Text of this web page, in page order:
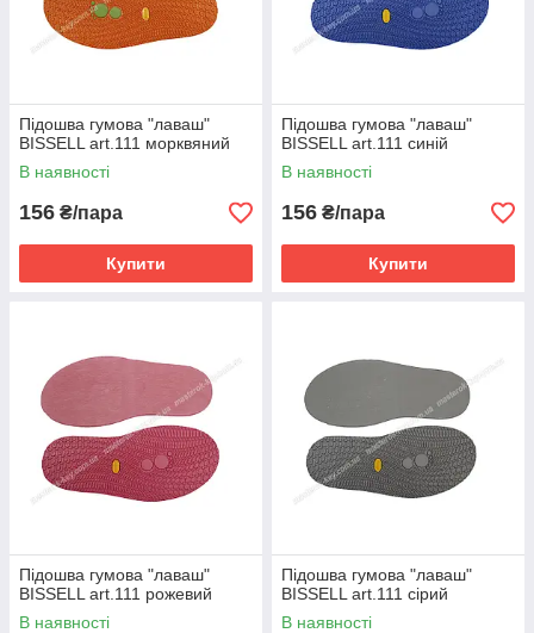
Підошва гумова "лаваш"
BISSELL art.111 морквяний
В наявності
156 ₴/пара
Купити
Підошва гумова "лаваш"
BISSELL art.111 синій
В наявності
156 ₴/пара
Купити
Підошва гумова "лаваш"
BISSELL art.111 рожевий
В наявності
Підошва гумова "лаваш"
BISSELL art.111 сірий
В наявності